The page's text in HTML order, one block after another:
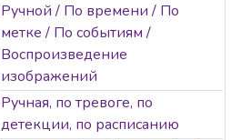
Ручной / По времени / По
метке / По событиям /
Воспроизведение
изображений
Ручная, по тревоге, по
детекции, по расписанию